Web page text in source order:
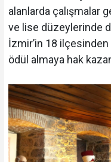
alanlarda çalışmalar
ve lise düzeylerinde
İzmir’in 18
ödül almaya hak